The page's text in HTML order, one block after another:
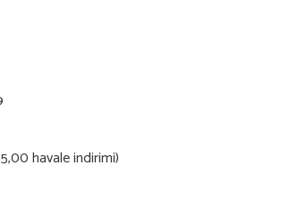
havale indirimi)